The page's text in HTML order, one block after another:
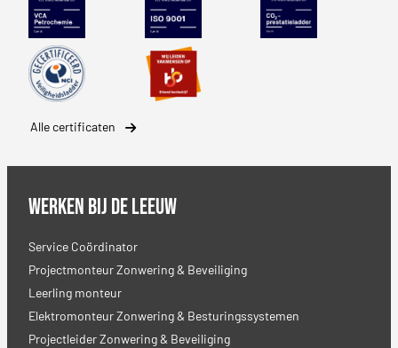
Safety Culture Ladder
Alle certificaten
Werken bij De Leeuw
Service Coördinator
Projectmonteur Zonwering & Beveiliging
Leerling monteur
Elektromonteur Zonwering & Besturingssystemen
Projectleider Zonwering & Beveiliging